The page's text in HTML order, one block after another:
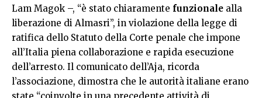
Lam Magok –, “è stato chiaramente funzionale alla
liberazione di Almasri”, in violazione della legge di
ratifica dello Statuto della Corte penale che impone
all’Italia piena collaborazione e rapida esecuzione
dell’arresto. Il comunicato dell’Aja, ricorda
l’associazione, dimostra che le autorità italiane erano